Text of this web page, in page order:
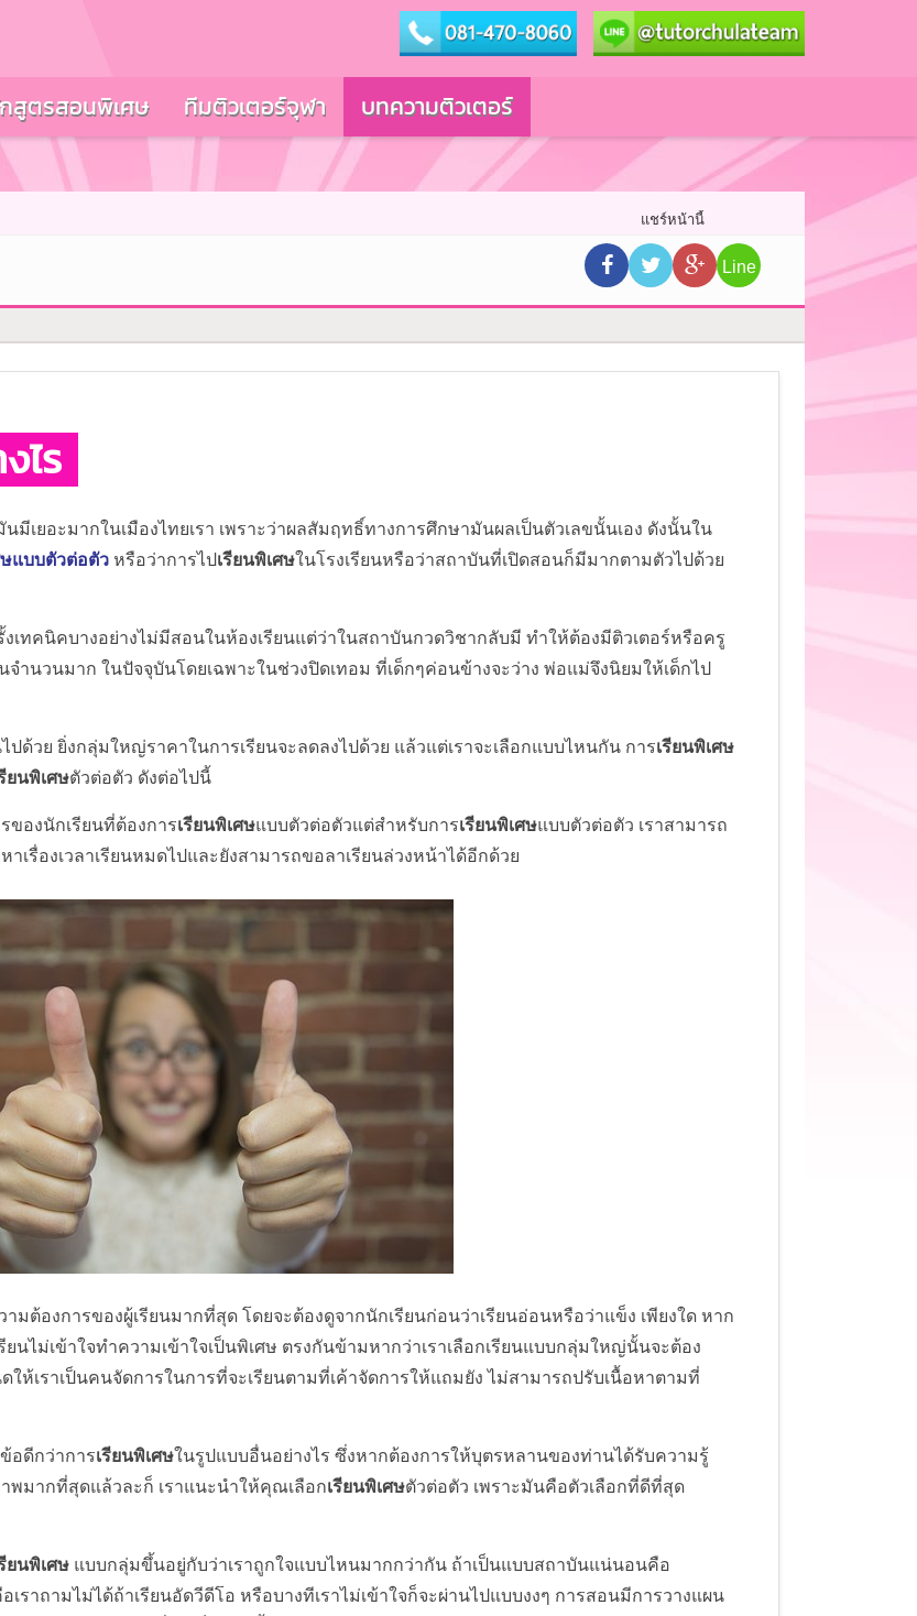
สูตรสอนพิเศษ ทีมติวเตอร์จุฬา บทความติวเตอร์
แชร์หน้านี้
Line
ไร
ยอะมากในเมืองไทยเรา เพราะว่าผลสัมฤทธิ์ทางการศึกษามันผลเป็นตัวเลขนั้นเอง ดังนั้นใน
ษแบบตัวต่อตัวหรือว่าการไปเรียนพิเศษในโรงเรียนหรือว่าสถาบันที่เปิดสอนก็มีมากตามตัวไปด้วย
ทคนิคบางอย่างไม่มีสอนในห้องเรียนแต่ว่าในสถาบันกวดวิชากลับมี ทำให้ต้องมีติวเตอร์หรือครู
จำนวนมาก ในปัจจุบันโดยเฉพาะในช่วงปิดเทอม ที่เด็กๆค่อนข้างจะว่าง พ่อแม่จึงนิยมให้เด็กไป
ย ยิ่งกลุ่มใหญ่ราคาในการเรียนจะลดลงไปด้วย แล้วแต่เราจะเลือกแบบไหนกัน การเรียนพิเศษ
ยนพิเศษตัวต่อตัว ดังต่อไปนี้
องนักเรียนที่ต้องการเรียนพิเศษแบบตัวต่อตัวแต่สำหรับการเรียนพิเศษแบบตัวต่อตัว เราสามารถ
าเรื่องเวลาเรียนหมดไปและยังสามารถขอลาเรียนล่วงหน้าได้อีกด้วย
องการของผู้เรียนมากที่สุด โดยจะต้องดูจากนักเรียนก่อนว่าเรียนอ่อนหรือว่าแข็ง เพียงใด หาก
ยนไม่เข้าใจทำความเข้าใจเป็นพิเศษ ตรงกันข้ามหากว่าเราเลือกเรียนแบบกลุ่มใหญ่นั้นจะต้อง
ห้เราเป็นคนจัดการในการที่จะเรียนตามที่เค้าจัดการให้แถมยัง ไม่สามารถปรับเนื้อหาตามที่
อดีกว่าการเรียนพิเศษในรูปแบบอื่นอย่างไร ซึ่งหากต้องการให้บุตรหลานของท่านได้รับความรู้
พมากที่สุดแล้วละก็ เราแนะนำให้คุณเลือกเรียนพิเศษตัวต่อตัว เพราะมันคือตัวเลือกที่ดีที่สุด
ยนพิเศษแบบกลุ่มขึ้นอยู่กับว่าเราถูกใจแบบไหนมากกว่ากัน ถ้าเป็นแบบสถาบันแน่นอนคือ
ราถามไม่ได้ถ้าเรียนอัดวีดีโอ หรือบางทีเราไม่เข้าใจก็จะผ่านไปแบบงงๆ การสอนมีการวางแผน